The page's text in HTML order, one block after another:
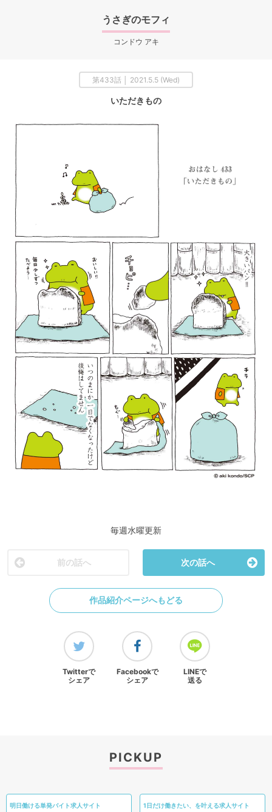
うさぎのモフィ
コンドウ アキ
第433話 │ 2021.5.5 (Wed)
いただきもの
毎週水曜更新
前の話へ 次の話へ
作品紹介ページへもどる
Twitterで
シェア
Facebookで
シェア
LINEで
送る
PICKUP
明日働ける単発バイト求人サイト 1日だけ働きたい、を叶える求人サイト